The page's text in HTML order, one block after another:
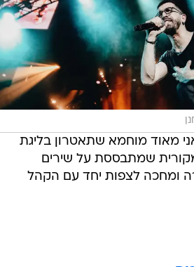
מאוד מוחמא שתאטרון בליגת
שמתבססת על שירים
ומחכה לצפות יחד עם הקהל